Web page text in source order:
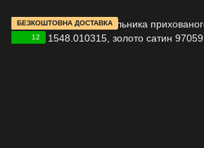
БЕЗКОШТОВНА ДОСТАВКА
12